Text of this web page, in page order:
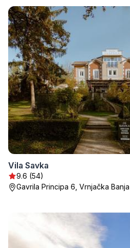
Vila Savka
9.6 (54)
Gavrila Principa 6, Vrnjačka Banja